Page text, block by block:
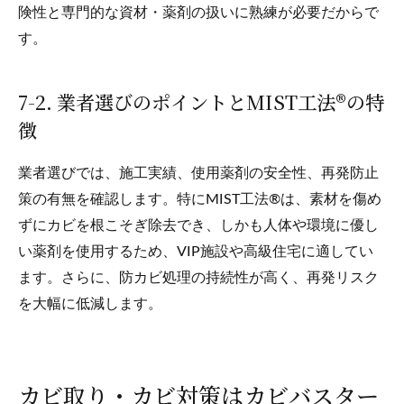
険性と専門的な資材・薬剤の扱いに熟練が必要だからで
す。
7-2. 業者選びのポイントとMIST工法®の特
徴
業者選びでは、施工実績、使用薬剤の安全性、再発防止
策の有無を確認します。特にMIST工法®は、素材を傷め
ずにカビを根こそぎ除去でき、しかも人体や環境に優し
い薬剤を使用するため、VIP施設や高級住宅に適してい
ます。さらに、防カビ処理の持続性が高く、再発リスク
を大幅に低減します。
カビ取り・カビ対策はカビバスター